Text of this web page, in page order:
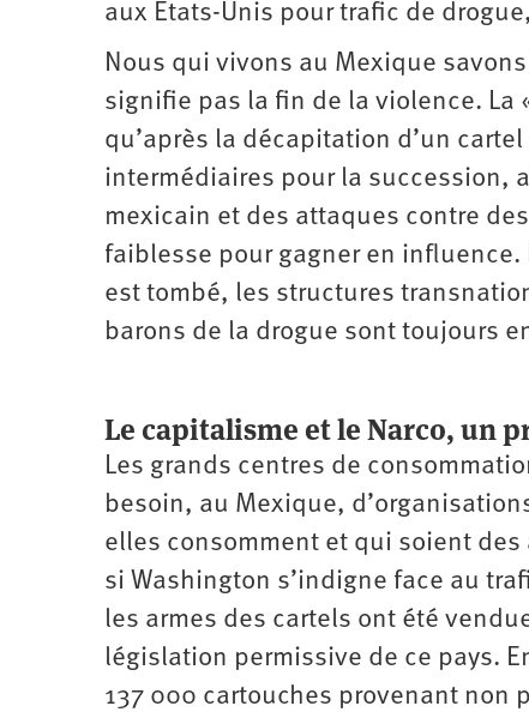
aux États-Unis pour trafic de
Nous qui vivons au Mexique
signifie pas la fin de la violence. La
qu’après la décapitation d’un
intermédiaires pour la succession,
mexicain et des attaques contre
faiblesse pour gagner en influence.
est tombé, les structures
barons de la drogue sont toujours
Le capitalisme et le Narco, un
Les grands centres de
besoin, au Mexique,
elles consomment et qui soient
si Washington s’indigne face au
les armes des cartels ont été
législation permissive de ce pays.
137 000 cartouches provenant non